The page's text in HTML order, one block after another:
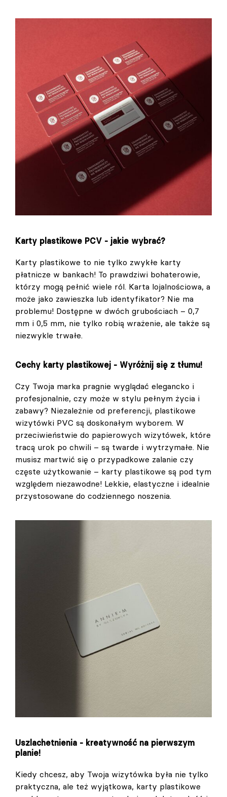
Karty plastikowe PCV - jakie wybrać?
Karty plastikowe to nie tylko zwykłe karty
płatnicze w bankach! To prawdziwi bohaterowie,
którzy mogą pełnić wiele ról. Karta lojalnościowa, a
może jako zawieszka lub identyfikator? Nie ma
problemu! Dostępne w dwóch grubościach – 0,7
mm i 0,5 mm, nie tylko robią wrażenie, ale także są
niezwykle trwałe.
Cechy karty plastikowej - Wyróżnij się z tłumu!
Czy Twoja marka pragnie wyglądać elegancko i
profesjonalnie, czy może w stylu pełnym życia i
zabawy? Niezależnie od preferencji, plastikowe
wizytówki PVC są doskonałym wyborem. W
przeciwieństwie do papierowych wizytówek, które
tracą urok po chwili – są twarde i wytrzymałe. Nie
musisz martwić się o przypadkowe zalanie czy
częste użytkowanie – karty plastikowe są pod tym
względem niezawodne! Lekkie, elastyczne i idealnie
przystosowane do codziennego noszenia.
Uszlachetnienia - kreatywność na pierwszym
planie!
Kiedy chcesz, aby Twoja wizytówka była nie tylko
praktyczna, ale też wyjątkowa, karty plastikowe